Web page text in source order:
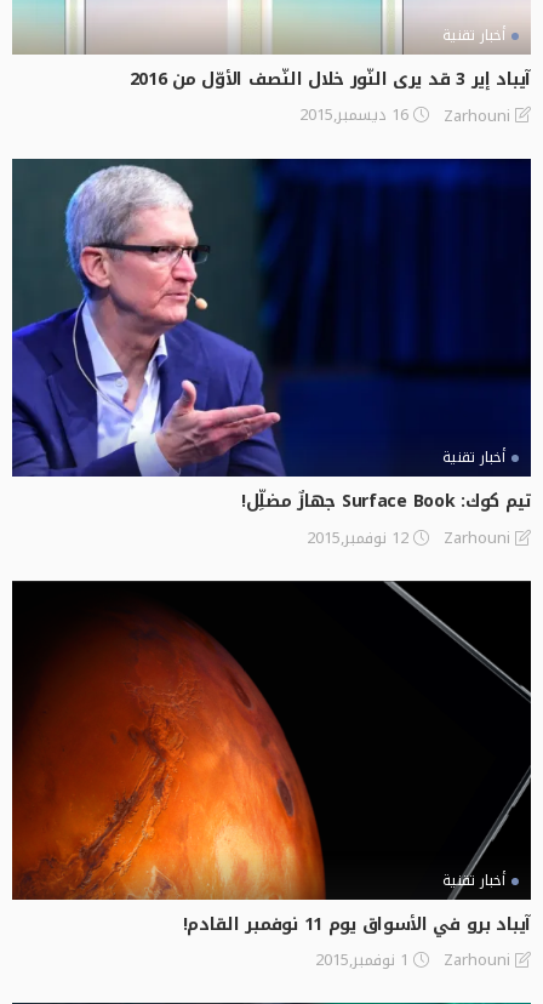
أخبار تقنية
آيباد إير 3 قد يرى النّور خلال النّصف الأوّل من 2016
Zarhouni 16 ديسمبر,2015
أخبار تقنية
تيم كوك: Surface Book جهازٌ مضلِّل!
Zarhouni 12 نوفمبر,2015
أخبار تقنية
آيباد برو في الأسواق يوم 11 نوفمبر القادم!
Zarhouni 1 نوفمبر,2015